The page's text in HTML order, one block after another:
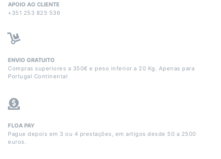
APOIO AO CLIENTE
+351 253 825 536
ENVIO GRATUITO
Compras superiores a 350€ e peso inferior a 20 Kg. Apenas para
Portugal Continental
FLOA PAY
Pague depois em 3 ou 4 prestações, em artigos desde 50 a 2500
euros.